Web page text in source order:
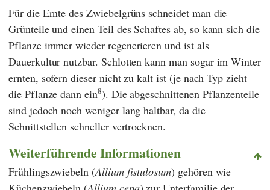
Für die Ernte des Zwiebelgrüns schneidet man die
Grünteile und einen Teil des Schaftes ab, so kann sich die
Pflanze immer wieder regenerieren und ist als
Dauerkultur nutzbar. Schlotten kann man sogar im Winter
ernten, sofern dieser nicht zu kalt ist (je nach Typ zieht
die Pflanze dann ein8). Die abgeschnittenen Pflanzenteile
sind jedoch noch weniger lang haltbar, da die
Schnittstellen schneller vertrocknen.
Weiterführende Informationen
Frühlingszwiebeln (Allium fistulosum) gehören wie